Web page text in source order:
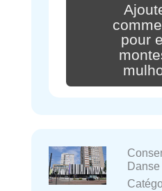
pour
Danse